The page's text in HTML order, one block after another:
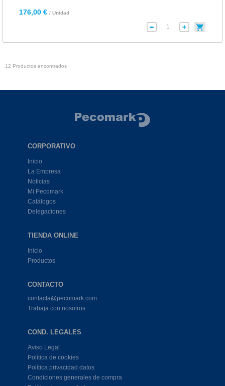
176,00 € / Unidad
12 Productos encontrados
CORPORATIVO
Inicio
La Empresa
Noticias
Mi Pecomark
Catálogos
Delegaciones
TIENDA ONLINE
Inicio
Productos
CONTACTO
contacta@pecomark.com
Trabaja con nosotros
COND. LEGALES
Aviso Legal
Política de cookies
Política privacidad datos
Condiciones generales de compra